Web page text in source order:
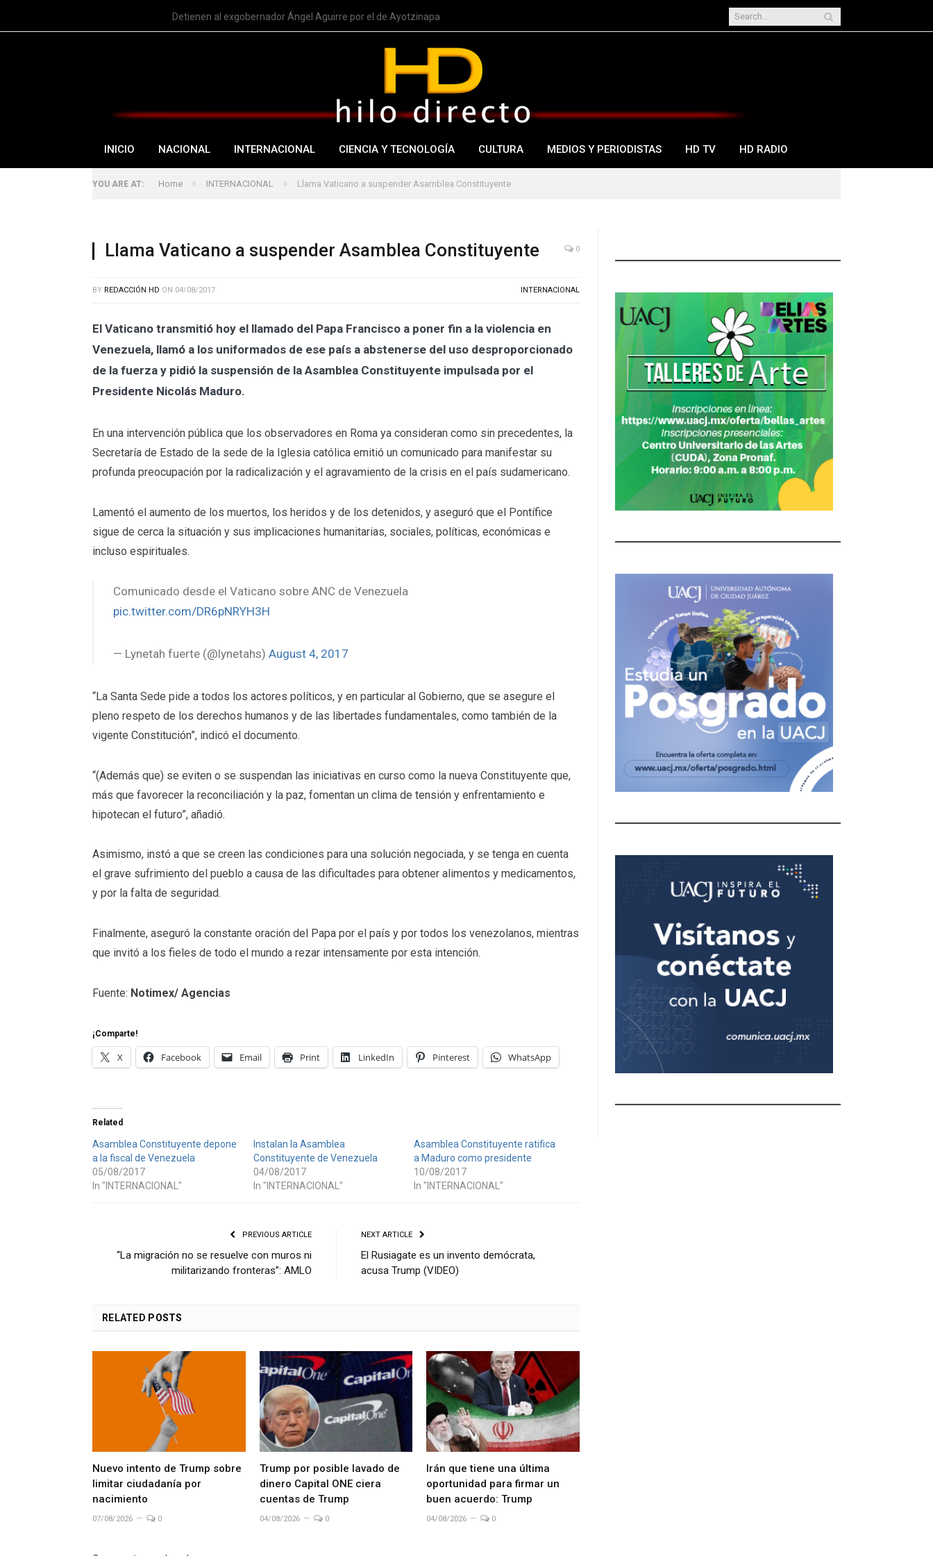
Detienen al exgobernador Ángel Aguirre por el de Ayotzinapa
INICIO NACIONAL INTERNACIONAL CIENCIA Y TECNOLOGÍA CULTURA MEDIOS Y PERIODISTAS HD TV HD RADIO
YOU ARE AT: Home » INTERNACIONAL » Llama Vaticano a suspender Asamblea Constituyente
Llama Vaticano a suspender Asamblea Constituyente 0
BY REDACCIÓN HD ON 04/08/2017 INTERNACIONAL
El Vaticano transmitió hoy el llamado del Papa Francisco a poner fin a la violencia en
Venezuela, llamó a los uniformados de ese país a abstenerse del uso desproporcionado
de la fuerza y pidió la suspensión de la Asamblea Constituyente impulsada por el
Presidente Nicolás Maduro.
En una intervención pública que los observadores en Roma ya consideran como sin precedentes, la
Secretaría de Estado de la sede de la Iglesia católica emitió un comunicado para manifestar su
profunda preocupación por la radicalización y el agravamiento de la crisis en el país sudamericano.
Lamentó el aumento de los muertos, los heridos y de los detenidos, y aseguró que el Pontífice
sigue de cerca la situación y sus implicaciones humanitarias, sociales, políticas, económicas e
incluso espirituales.
Comunicado desde el Vaticano sobre ANC de Venezuela
pic.twitter.com/DR6pNRYH3H
— Lynetah fuerte (@lynetahs) August 4, 2017
“La Santa Sede pide a todos los actores políticos, y en particular al Gobierno, que se asegure el
pleno respeto de los derechos humanos y de las libertades fundamentales, como también de la
vigente Constitución”, indicó el documento.
“(Además que) se eviten o se suspendan las iniciativas en curso como la nueva Constituyente que,
más que favorecer la reconciliación y la paz, fomentan un clima de tensión y enfrentamiento e
hipotecan el futuro”, añadió.
Asimismo, instó a que se creen las condiciones para una solución negociada, y se tenga en cuenta
el grave sufrimiento del pueblo a causa de las dificultades para obtener alimentos y medicamentos,
y por la falta de seguridad.
Finalmente, aseguró la constante oración del Papa por el país y por todos los venezolanos, mientras
que invitó a los fieles de todo el mundo a rezar intensamente por esta intención.
Fuente: Notimex/ Agencias
¡Comparte!
X Facebook Email Print LinkedIn Pinterest WhatsApp
Related
Asamblea Constituyente depone
a la fiscal de Venezuela
05/08/2017
In "INTERNACIONAL"
Instalan la Asamblea
Constituyente de Venezuela
04/08/2017
In "INTERNACIONAL"
Asamblea Constituyente ratifica
a Maduro como presidente
10/08/2017
In "INTERNACIONAL"
PREVIOUS ARTICLE
“La migración no se resuelve con muros ni
militarizando fronteras”: AMLO
NEXT ARTICLE
El Rusiagate es un invento demócrata,
acusa Trump (VIDEO)
RELATED POSTS
Nuevo intento de Trump sobre
limitar ciudadanía por
nacimiento
07/08/2026 0
Trump por posible lavado de
dinero Capital ONE ciera
cuentas de Trump
04/08/2026 0
Irán que tiene una última
oportunidad para firmar un
buen acuerdo: Trump
04/08/2026 0